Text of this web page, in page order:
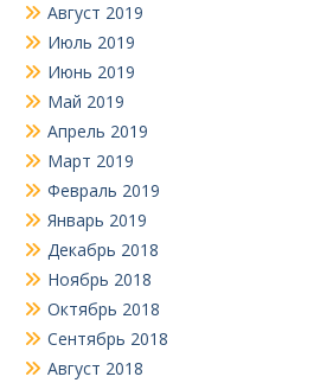
Август 2019
Июль 2019
Июнь 2019
Май 2019
Апрель 2019
Март 2019
Февраль 2019
Январь 2019
Декабрь 2018
Ноябрь 2018
Октябрь 2018
Сентябрь 2018
Август 2018